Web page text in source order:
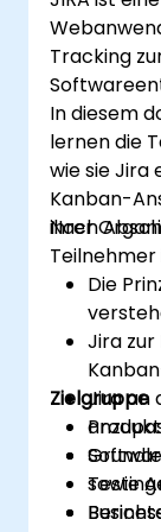
das
Tracking
In diesem
lernen die
wie sie Jira
Kanban-
ihrer
Nach
Teilnehmer
Die
Jira
Jira an
sowie
Zielgruppe